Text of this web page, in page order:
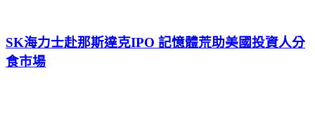
SK海力士赴那斯達克IPO 記憶體荒助美國投資人分
食市場